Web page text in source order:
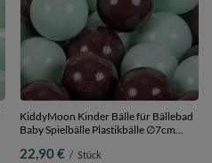
KiddyMoon Kinder Bälle für Bällebad
Baby Spielbälle Plastikbälle ∅7cm
Bälle/7cm
22,90 € / Stück